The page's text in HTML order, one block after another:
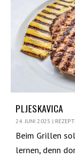
PLJESKAVICA
24. JUNI 2025 |
Beim Grillen
lernen, denn